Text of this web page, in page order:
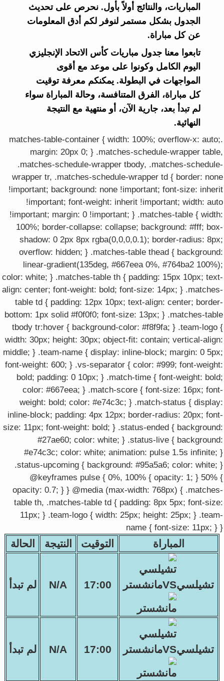
المباريات، والنتائج أولاً بأول. نحرص على تحديث
الجدول بشكل مستمر لنوفر لكم أدق المعلومات
عن كل مباراة.
تابعوا معنا جدول مباريات كأس الاتحاد الإنجليزي
اليوم الكامل وكونوا على موعد مع أقوى
المواجهات في البطولة. يمكنكم معرفة توقيت
كل مباراة، الفرق المتنافسة، وحالة المباراة سواء
لم تبدأ بعد، جارية الآن، أو منتهية مع النتيجة
النهائية.
.matches-table-container { width: 100%; overflow-x: auto;
margin: 20px 0; } .matches-schedule-wrapper table,
.matches-schedule-wrapper tbody, .matches-schedule-
wrapper tr, .matches-schedule-wrapper td { border: none
!important; background: none !important; font-size: inherit
!important; font-weight: inherit !important; width: auto
!important; margin: 0 !important; } .matches-table { width:
100%; border-collapse: collapse; background: #fff; box-
shadow: 0 2px 8px rgba(0,0,0,0.1); border-radius: 8px;
overflow: hidden; } .matches-table thead { background:
linear-gradient(135deg, #667eea 0%, #764ba2 100%);
color: white; } .matches-table th { padding: 15px 10px; text-
align: center; font-weight: bold; font-size: 14px; } .matches-
table td { padding: 12px 10px; text-align: center; border-
bottom: 1px solid #f0f0f0; font-size: 13px; } .matches-table
tbody tr:hover { background-color: #f8f9fa; } .team-logo {
width: 30px; height: 30px; object-fit: contain; vertical-align:
middle; } .team-name { display: inline-block; margin: 0 5px;
font-weight: 600; } .vs-separator { color: #999; font-weight:
bold; padding: 0 10px; } .match-time { font-weight: bold;
color: #667eea; } .match-score { font-size: 16px; font-
weight: bold; color: #e74c3c; } .match-status { display:
inline-block; padding: 4px 12px; border-radius: 20px; font-
size: 11px; font-weight: bold; } .status-ended { background:
#27ae60; color: white; } .status-live { background:
#e74c3c; color: white; animation: pulse 1.5s infinite; }
.status-upcoming { background: #95a5a6; color: white; }
@keyframes pulse { 0%, 100% { opacity: 1; } 50% {
opacity: 0.7; } } @media (max-width: 768px) { .matches-
table th, .matches-table td { padding: 8px 5px; font-size:
11px; } .team-logo { width: 25px; height: 25px; } .team-
name { font-size: 11px; } }
المباراة التوقيت النتيجة الحالة
تشيلسيVSمانشستر 17:00
N/A لم تبدأ
تشيلسيVSمانشستر 17:00
N/A لم تبدأ